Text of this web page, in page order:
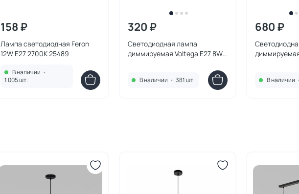
158 ₽
Лампа светодиодная Feron
12W E27 2700K 25489
В наличии •
1 005 шт.
320 ₽
Светодиодная лампа
диммируемая Voltega E27 8W
В наличии • 381 шт.
680 ₽
В наличии